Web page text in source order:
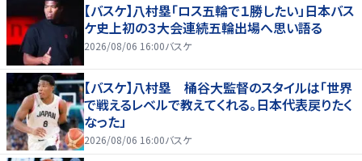
【バスケ】八村塁「ロス五輪で１勝したい」日本バス
ケ史上初の３大会連続五輪出場へ思い語る
2026/08/06 16:00バスケ
【バスケ】八村塁 桶谷大監督のスタイルは「世界
で戦えるレベルで教えてくれる。日本代表戻りたく
なった」
2026/08/06 16:00バスケ